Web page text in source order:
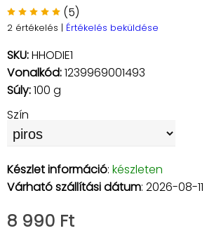
(5)
2 értékelés | Értékelés beküldése
SKU:HHODIE1
Vonalkód:1239969001493
Súly:100 g
Szín
Készlet információ: készleten
Várható szállítási dátum: 2026-08-11
8 990 Ft